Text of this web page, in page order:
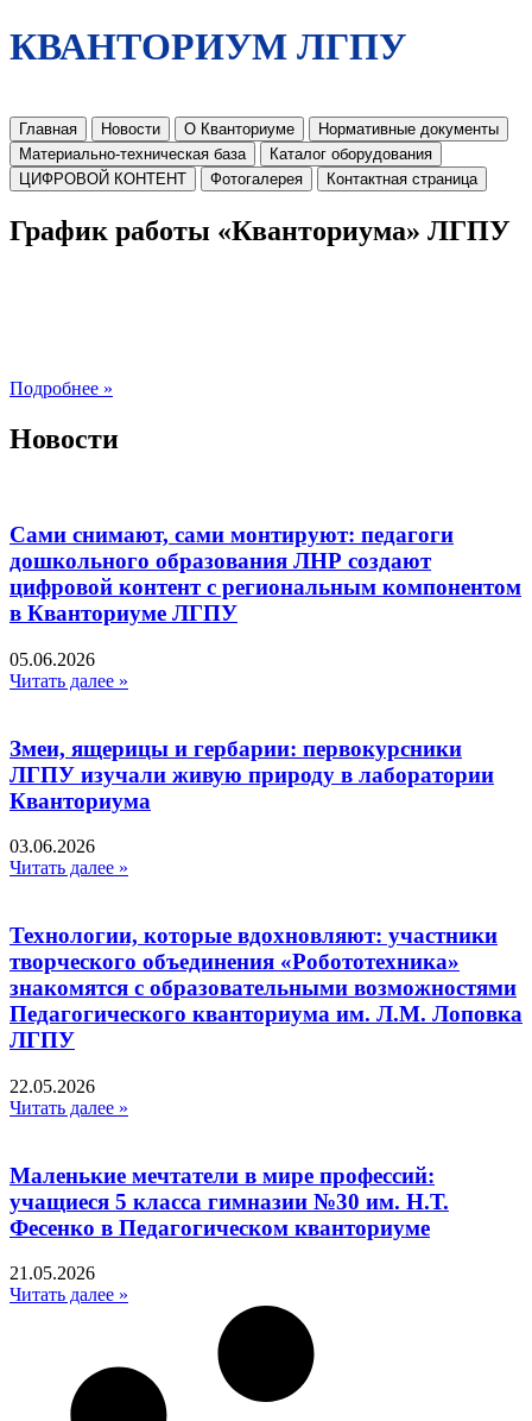
КВАНТОРИУМ ЛГПУ
Главная Новости О Кванториуме
Нормативные документы
Материально-техническая база
Каталог оборудования
ЦИФРОВОЙ КОНТЕНТ
Фотогалерея Контактная страница
График работы «Кванториума» ЛГПУ
Подробнее »
Новости
Сами снимают, сами монтируют: педагоги
дошкольного образования ЛНР создают
цифровой контент с региональным компонентом
в Кванториуме ЛГПУ​
05.06.2026
Читать далее »
Змеи, ящерицы и гербарии: первокурсники
ЛГПУ изучали живую природу в лаборатории
Кванториума
03.06.2026
Читать далее »
Технологии, которые вдохновляют: участники
творческого объединения «Робототехника»
знакомятся с образовательными возможностями
Педагогического кванториума им. Л.М. Лоповка
ЛГПУ
22.05.2026
Читать далее »
Маленькие мечтатели в мире профессий:
учащиеся 5 класса гимназии №30 им. Н.Т.
Фесенко в Педагогическом кванториуме
21.05.2026
Читать далее »